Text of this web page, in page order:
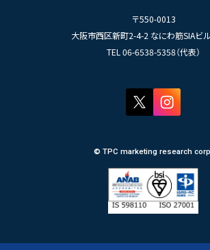
〒550-0013
大阪市西区新町2-4-2 なにわ筋SIAビル
TEL 06-6538-5358（代表）
© TPC marketing research